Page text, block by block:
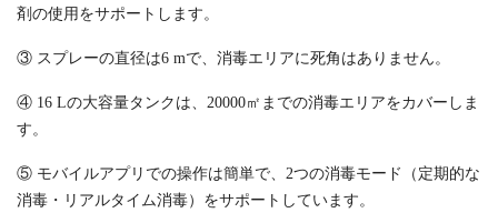
剤の使用をサポートします。
③ スプレーの直径は6 mで、消毒エリアに死角はありません。
④ 16 Lの大容量タンクは、20000㎡までの消毒エリアをカバーしま
す。
⑤ モバイルアプリでの操作は簡単で、2つの消毒モード（定期的な
消毒・リアルタイム消毒）をサポートしています。